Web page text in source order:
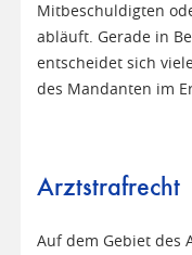
Mitbeschuldigten
abläuft. Gerade in
entscheidet sich
des Mandanten im
Arztstrafrecht
Auf dem Gebiet des